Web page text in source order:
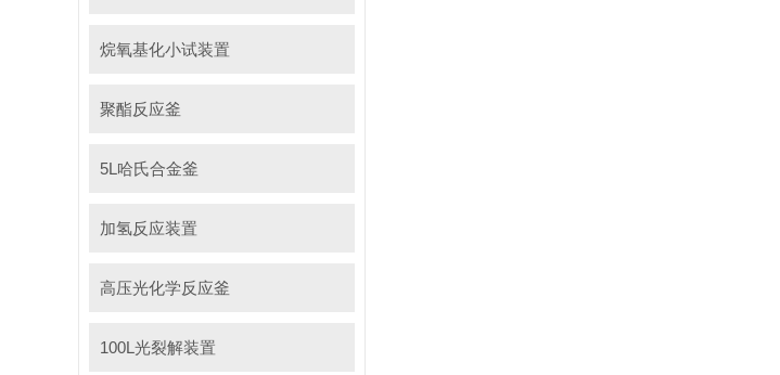
烷氧基化小试装置
聚酯反应釜
5L哈氏合金釜
加氢反应装置
高压光化学反应釜
100L光裂解装置